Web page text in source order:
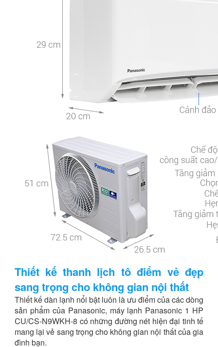
Thiết kế thanh lịch tô điểm vẻ đẹp
sang trọng cho không gian nội thất
Thiết kế dàn lạnh nổi bật luôn là ưu điểm của các dòng
sản phẩm của Panasonic, máy lạnh Panasonic 1 HP
CU/CS-N9WKH-8 có những đường nét hiện đại tinh tế
mang lại vẻ sang trọng cho không gian nội thất của gia
đình bạn.